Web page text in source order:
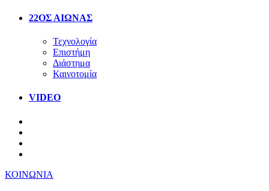
22ΟΣ ΑΙΩΝΑΣ
Τεχνολογία
Επιστήμη
Διάστημα
Καινοτομία
VIDEO
ΚΟΙΝΩΝΙΑ